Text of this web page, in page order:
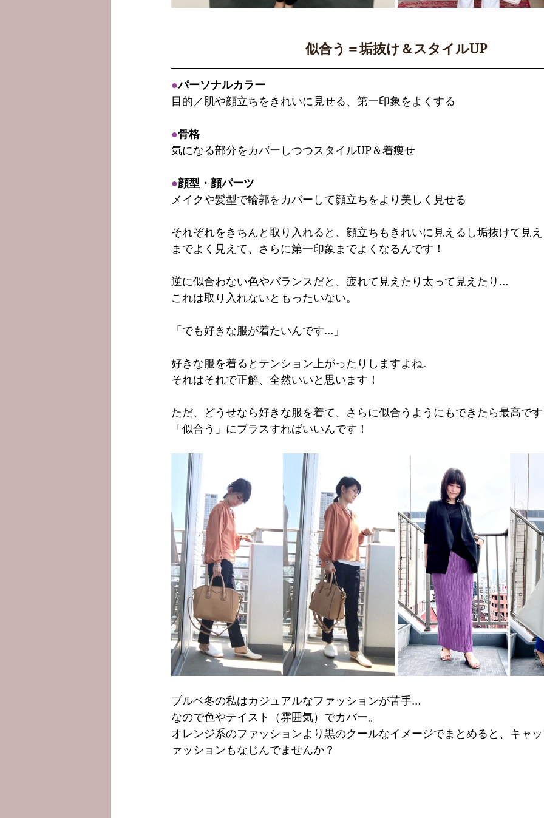
似合う＝垢抜け＆スタイルUP
●パーソナルカラー
目的／肌や顔立ちをきれいに見せる、第一印象をよくする
●骨格
気になる部分をカバーしつつスタイルUP＆着痩せ
●顔型・顔パーツ
メイクや髪型で輪郭をカバーして顔立ちをより美しく見せる
それぞれをきちんと取り入れると、顔立ちもきれいに見えるし垢抜けて見
までよく見えて、さらに第一印象までよくなるんです！
逆に似合わない色やバランスだと、疲れて見えたり太って見えたり…
これは取り入れないともったいない。
「でも好きな服が着たいんです…」
好きな服を着るとテンション上がったりしますよね。
それはそれで正解、全然いいと思います！
ただ、どうせなら好きな服を着て、さらに似合うようにもできたら最高で
「似合う」にプラスすればいいんです！
ブルベ冬の私はカジュアルなファッションが苦手…
なので色やテイスト（雰囲気）でカバー。
オレンジ系のファッションより黒のクールなイメージでまとめると、キャ
ァッションもなじんでませんか？